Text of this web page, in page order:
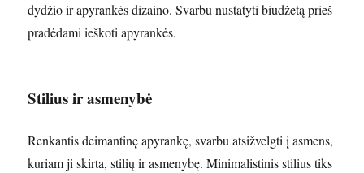
dydžio ir apyrankės dizaino. Svarbu nustatyti biudžetą prieš
pradėdami ieškoti apyrankės.
Stilius ir asmenybė
Renkantis deimantinę apyrankę, svarbu atsižvelgti į asmens,
kuriam ji skirta, stilių ir asmenybę. Minimalistinis stilius tiks